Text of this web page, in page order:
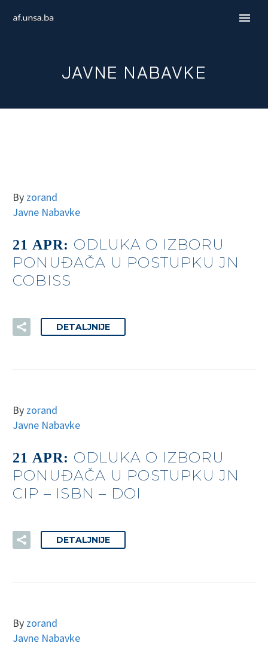
JAVNE NABAVKE
By zorand
Javne Nabavke
21 APR: ODLUKA O IZBORU
PONUĐAČA U POSTUPKU JN
COBISS
DETALJNIJE
By zorand
Javne Nabavke
21 APR: ODLUKA O IZBORU
PONUĐAČA U POSTUPKU JN
CIP – ISBN – DOI
DETALJNIJE
By zorand
Javne Nabavke